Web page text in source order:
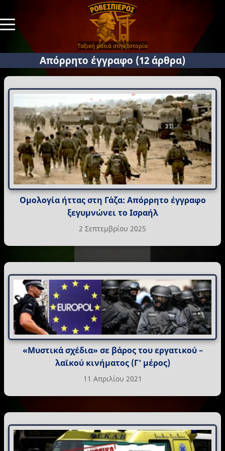
Ταξική ματιά στην Ιστορία
Απόρρητο έγγραφο (12 άρθρα)
Ομολογία ήττας στη Γάζα: Απόρρητο έγγραφο
ξεγυμνώνει το Ισραήλ
2 Σεπτεμβρίου 2025
«Μυστικά σχέδια» σε βάρος του εργατικού –
λαϊκού κινήματος (Γ’ μέρος)
11 Απριλίου 2021